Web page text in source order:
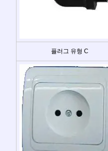
플러그 유형 C